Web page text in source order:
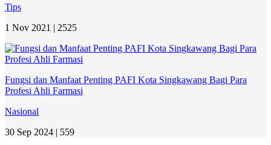
Tips
1 Nov 2021 | 2525
Fungsi dan Manfaat Penting PAFI Kota Singkawang Bagi Para
Profesi Ahli Farmasi
Nasional
30 Sep 2024 | 559